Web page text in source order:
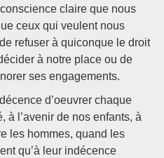
claire que nous
ceux qui veulent nous
refuser à quiconque le droit
à notre place ou de
ses engagements.
d’oeuvrer chaque
à l’avenir de nos enfants, à
les hommes, quand les
qu’à leur indécence